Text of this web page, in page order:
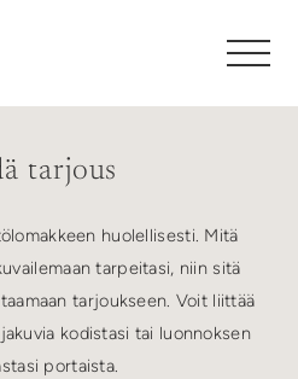
tarjous
huolellisesti. Mitä
tarpeitasi, niin sitä
tarjoukseen. Voit liittää
kodistasi tai luonnoksen
portaista.